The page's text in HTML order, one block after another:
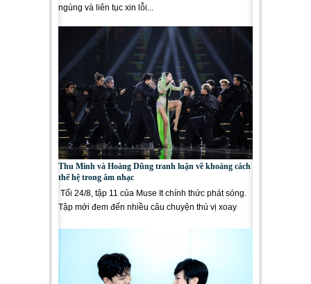
ngùng và liên tục xin lỗi...
Thu Minh và Hoàng Dũng tranh luận về khoảng cách
thế hệ trong âm nhạc
Tối 24/8, tập 11 của Muse It chính thức phát sóng.
Tập mới đem đến nhiều câu chuyện thú vị xoay